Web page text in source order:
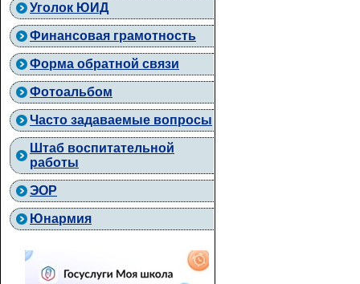
Уголок ЮИД
Финансовая грамотность
Форма обратной связи
Фотоальбом
Часто задаваемые вопросы
Штаб воспитательной
работы
ЭОР
Юнармия